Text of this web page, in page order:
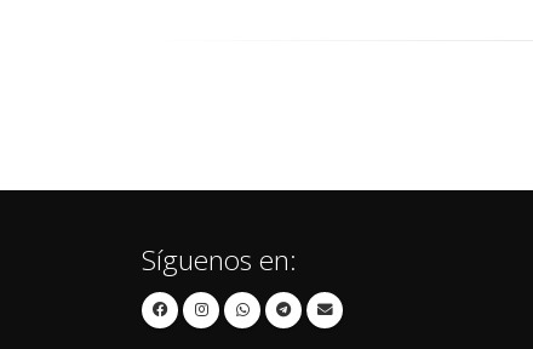
Síguenos en: